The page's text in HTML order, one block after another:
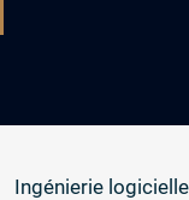
Ingénierie logicielle